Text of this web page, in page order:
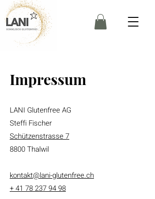
Impressum
LANI Glutenfree AG
Steffi Fischer
Schützenstrasse 7
8800 Thalwil
kontakt@lani-glutenfree.ch
+ 41 78 237 94 98